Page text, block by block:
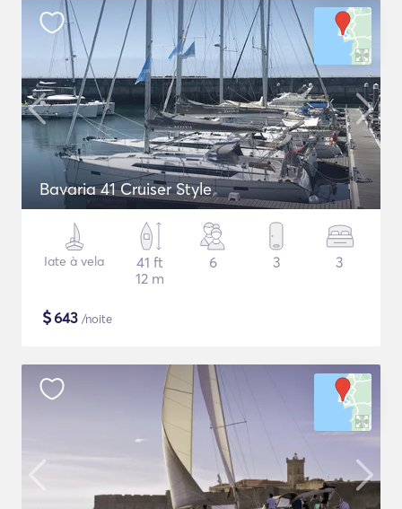
Bavaria 41 Cruiser Style
Iate à vela
41 ft
12 m
6 3 3
$643 /noite